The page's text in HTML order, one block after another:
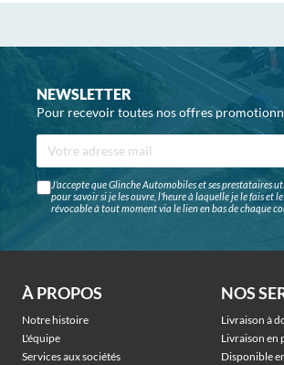
NEWSLETTER
Pour recevoir toutes nos offres
J'accepte que Glinche Automobiles et ses prestataires
pour savoir si je les ouvre, l'heure à laquelle je le fais
révocable à tout moment via le lien en bas de chaque
À PROPOS
Notre histoire
L'équipe
Services aux sociétés
NOS
Livraison à
Livraison en
Disponible